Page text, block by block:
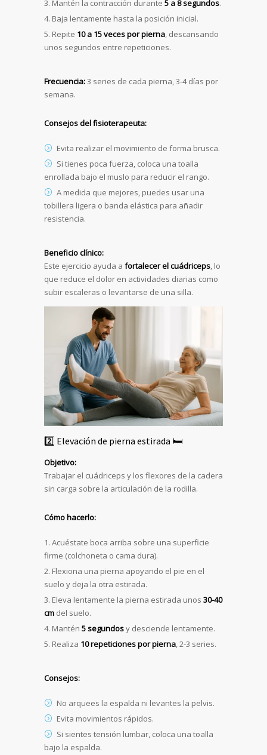
Mantén la contracción durante 5 a 8 segundos.
Baja lentamente hasta la posición inicial.
Repite 10 a 15 veces por pierna, descansando
unos segundos entre repeticiones.
Frecuencia:3 series de cada pierna, 3-4 días por
semana.
Consejos del fisioterapeuta:
Evita realizar el movimiento de forma brusca.
Si tienes poca fuerza, coloca una toalla
enrollada bajo el muslo para reducir el rango.
A medida que mejores, puedes usar una
tobillera ligera o banda elástica para añadir
resistencia.
Beneficio clínico:
Este ejercicio ayuda a fortalecer el cuádriceps, lo
que reduce el dolor en actividades diarias como
subir escaleras o levantarse de una silla.
2️⃣ Elevación de pierna estirada 🛏️
Objetivo:
Trabajar el cuádriceps y los flexores de la cadera
sin carga sobre la articulación de la rodilla.
Cómo hacerlo:
Acuéstate boca arriba sobre una superficie
firme (colchoneta o cama dura).
Flexiona una pierna apoyando el pie en el
suelo y deja la otra estirada.
Eleva lentamente la pierna estirada unos 30-40
cm del suelo.
Mantén 5 segundosy desciende lentamente.
Realiza 10 repeticiones por pierna, 2-3 series.
Consejos:
No arquees la espalda ni levantes la pelvis.
Evita movimientos rápidos.
Si sientes tensión lumbar, coloca una toalla
bajo la espalda.